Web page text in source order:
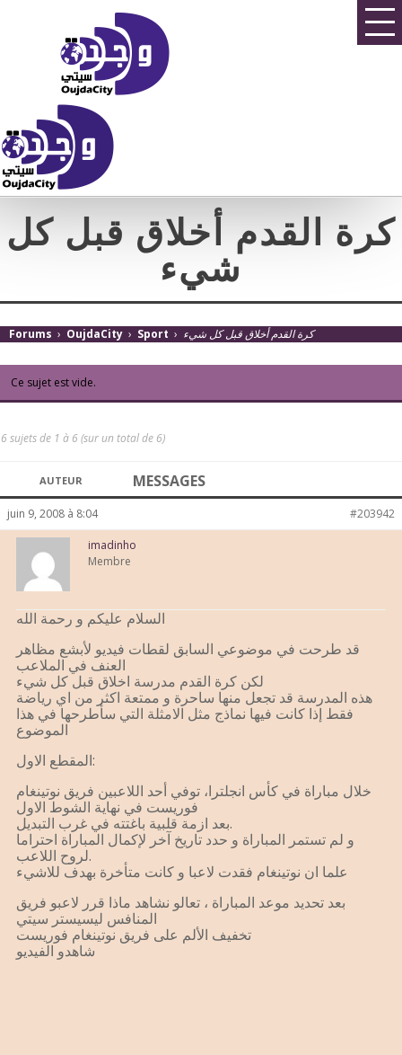
كرة القدم أخلاق قبل كل
شيء
Forums › OujdaCity › Sport › كرة القدم أخلاق قبل كل شيء
Ce sujet est vide.
6 sujets de 1 à 6 (sur un total de 6)
AUTEUR MESSAGES
juin 9, 2008 à 8:04 #203942
imadinho
Membre
السلام عليكم و رحمة الله
قد طرحت في موضوعي السابق لقطات فيديو لأبشع مظاهر
العنف في الملاعب
لكن كرة القدم مدرسة اخلاق قبل كل شيء
هذه المدرسة قد تجعل منها ساحرة و ممتعة اكثر من اي رياضة
فقط إذا كانت فيها نماذج مثل الامثلة التي سأطرحها في هذا
الموضوع
المقطع الاول:
خلال مباراة في كأس انجلترا، توفي أحد اللاعبين فريق نوتينغام
فوريست في نهاية الشوط الاول
بعد ازمة قلبية باغتته في غرب التبديل.
و لم تستمر المباراة و حدد تاريخ آخر لإكمال المباراة احتراما
لروح اللاعب.
علما ان نوتينغام فقدت لاعبا و كانت متأخرة بهدف للاشيء
بعد تحديد موعد المباراة ، تعالو نشاهد ماذا قرر لاعبو فريق
المنافس ليسيستر سيتي
تخفيف الألم على فريق نوتينغام فوريست
شاهدو الفيديو